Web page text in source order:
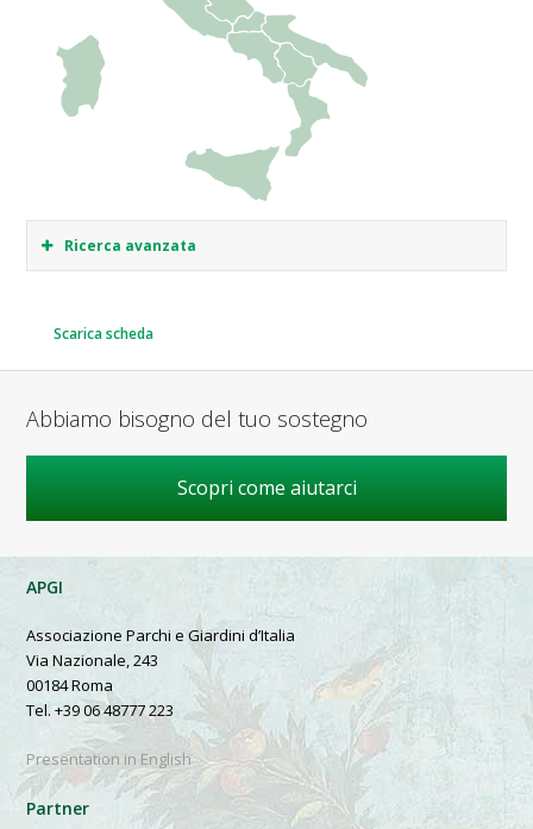
Ricerca avanzata
Scarica scheda
Abbiamo bisogno del tuo sostegno
Scopri come aiutarci
APGI
Associazione Parchi e Giardini d’Italia
Via Nazionale, 243
00184 Roma
Tel. +39 06 48777 223
Presentation in English
Partner